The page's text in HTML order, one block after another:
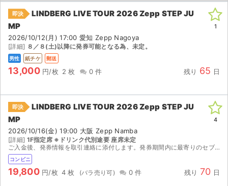
ライブ・コンサート（国内）
ライブ・コンサート（海外）
イベント
スポーツ
ご利用ガイド
ご利用ガイド
手数料・お支払い方法
即決
LINDBERG LIVE TOUR 2026 Zepp STEP JU
MP
2026/10/12(月) 17:00 愛知 Zepp Nagoya
[詳細] ８／８(土)以降に発券可能となる為、未定。
男性 紙チケ 郵送
13,000 円/枚 2 枚 0 件 残り 65 日
1
即決
LINDBERG LIVE TOUR 2026 Zepp STEP JU
MP
2026/10/16(金) 19:00 大阪 Zepp Namba
[詳細] 1F指定席 ※ドリンク代別途要 座席未定
ご入金後、発券情報を取引連絡に添付します。発券期間内に最寄りのセブンイレブンで発券してください。 発券開始日時 2026/8/8(土) 12:00～
コンビニ
19,800 円/枚 4 枚 0 件 残り 70 日
4